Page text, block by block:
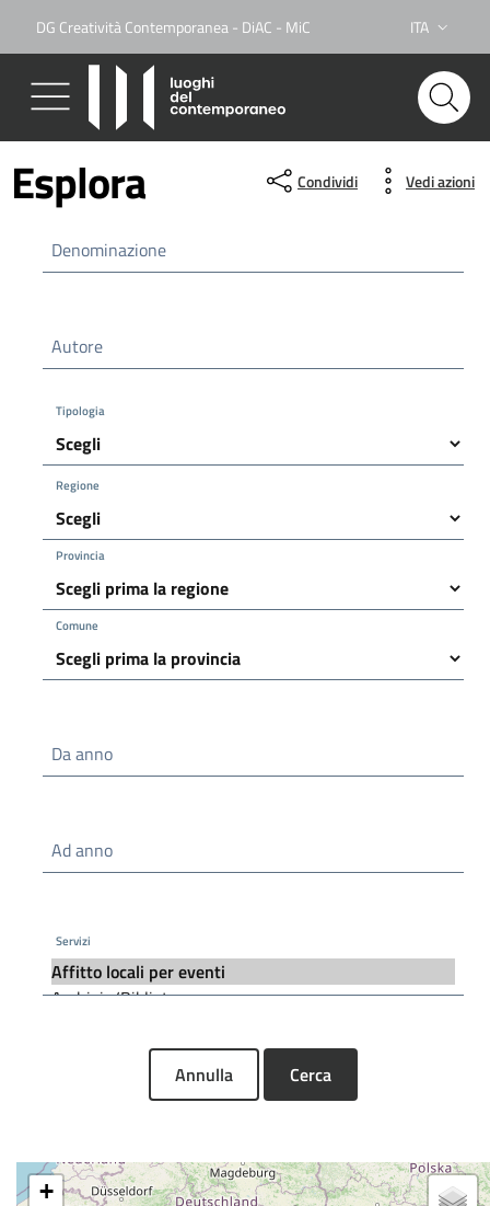
DG Creatività Contemporanea - DiAC - MiC Lingua
ITA
Esplora Condividi Vedi azioni
Denominazione
Autore
Tipologia
Regione
Provincia
Comune
Da anno
Ad anno
Servizi
Annulla Cerca
+